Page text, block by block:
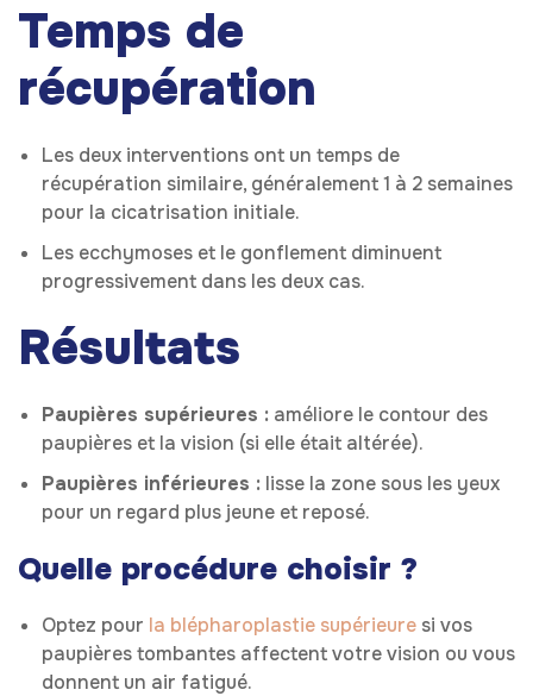
Temps de
récupération
Les deux interventions ont un temps de
récupération similaire, généralement 1 à 2 semaines
pour la cicatrisation initiale.
Les ecchymoses et le gonflement diminuent
progressivement dans les deux cas.
Résultats
Paupières supérieures : améliore le contour des
paupières et la vision (si elle était altérée).
Paupières inférieures : lisse la zone sous les yeux
pour un regard plus jeune et reposé.
Quelle procédure choisir ?
Optez pour la blépharoplastie supérieure si vos
paupières tombantes affectent votre vision ou vous
donnent un air fatigué.